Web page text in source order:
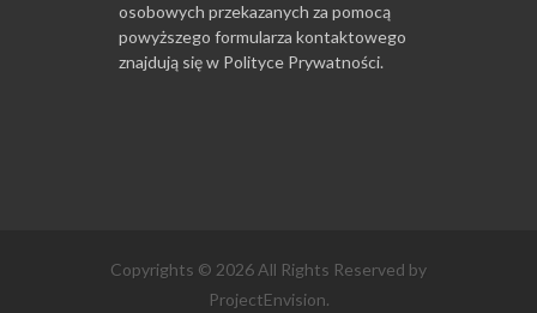
osobowych przekazanych za pomocą
powyższego formularza kontaktowego
znajdują się w Polityce Prywatności.
Copyrights © 2026 All Rights Reserved by
ProjectEnvision.